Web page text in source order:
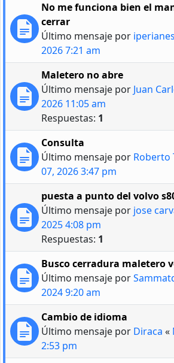
No me funciona bien el
cerrar
Último mensaje por
2026 7:21 am
Maletero no abre
Último mensaje por Juan
2026 11:05 am
Respuestas: 1
Consulta
Último mensaje por Roberto
07, 2026 3:47 pm
puesta a punto del volvo
Último mensaje por jose
2025 4:08 pm
Respuestas: 1
Busco cerradura maletero
Último mensaje por
2024 9:20 am
Cambio de idioma
Último mensaje por Diraca «
2:53 pm